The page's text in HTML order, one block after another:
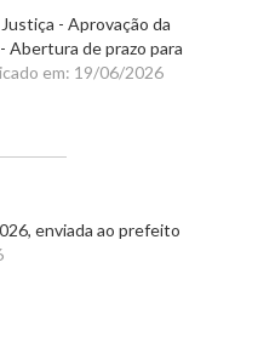
- Aprovação da
Abertura de prazo para
em: 19/06/2026
enviada ao prefeito